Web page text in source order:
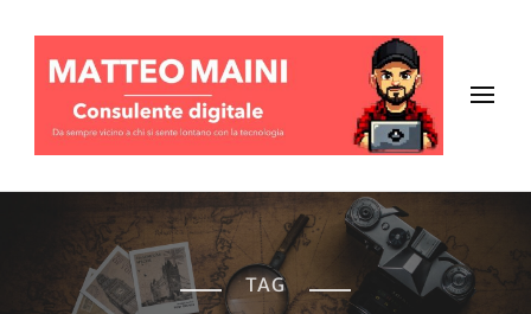
TAG